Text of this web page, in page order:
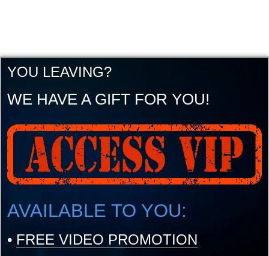
YOU LEAVING?
WE HAVE A GIFT FOR YOU!
AVAILABLE TO YOU:
• FREE VIDEO PROMOTION